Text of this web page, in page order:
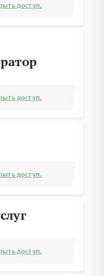
доступ.
доступ.
доступ.
доступ.